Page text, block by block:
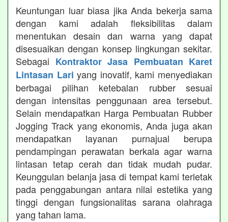
Keuntungan luar biasa jika Anda bekerja sama
dengan kami adalah fleksibilitas dalam
menentukan desain dan warna yang dapat
disesuaikan dengan konsep lingkungan sekitar.
Sebagai Kontraktor Jasa Pembuatan Karet
Lintasan Lari yang inovatif, kami menyediakan
berbagai pilihan ketebalan rubber sesuai
dengan intensitas penggunaan area tersebut.
Selain mendapatkan Harga Pembuatan Rubber
Jogging Track yang ekonomis, Anda juga akan
mendapatkan layanan purnajual berupa
pendampingan perawatan berkala agar warna
lintasan tetap cerah dan tidak mudah pudar.
Keunggulan belanja jasa di tempat kami terletak
pada penggabungan antara nilai estetika yang
tinggi dengan fungsionalitas sarana olahraga
yang tahan lama.